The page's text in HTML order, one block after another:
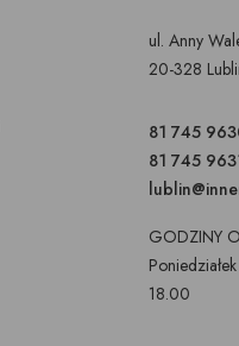
ul. Anny
20-328
81 745
81 745
GODZINY
18.00